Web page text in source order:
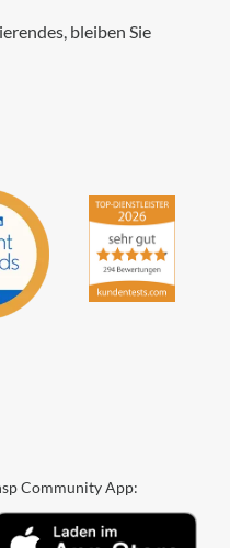
bleiben Sie
Community App: